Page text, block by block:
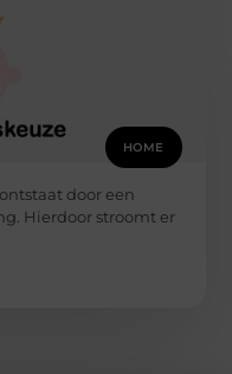
HOME
door een
Hierdoor stroomt er